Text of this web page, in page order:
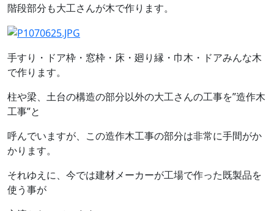
階段部分も大工さんが木で作ります。
手すり・ドア枠・窓枠・床・廻り縁・巾木・ドアみんな木
で作ります。
柱や梁、土台の構造の部分以外の大工さんの工事を”造作木
工事”と
呼んでいますが、この造作木工事の部分は非常に手間がか
かります。
それゆえに、今では建材メーカーが工場で作った既製品を
使う事が